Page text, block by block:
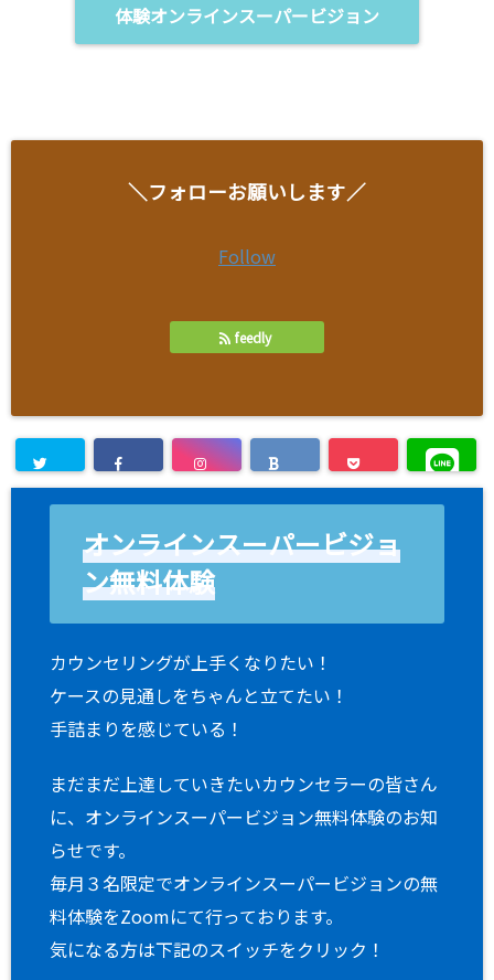
体験オンラインスーパービジョン
＼フォローお願いします／
Follow
feedly
オンラインスーパービジョ
ン無料体験
カウンセリングが上手くなりたい！
ケースの見通しをちゃんと立てたい！
手詰まりを感じている！
まだまだ上達していきたいカウンセラーの皆さん
に、オンラインスーパービジョン無料体験のお知
らせです。
毎月３名限定でオンラインスーパービジョンの無
料体験をZoomにて行っております。
気になる方は下記のスイッチをクリック！